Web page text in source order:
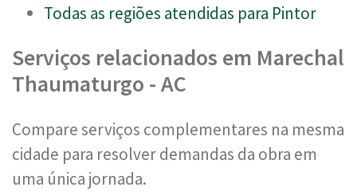
Todas as regiões atendidas para Pintor
Serviços relacionados em Marechal
Thaumaturgo - AC
Compare serviços complementares na mesma
cidade para resolver demandas da obra em
uma única jornada.